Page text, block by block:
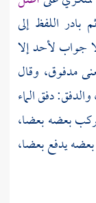
بادر اللفظ إلى
جواب لأحد إلا
مدفوق، وقال
دفق الماء
بعضه بعضا،
بعضه يدفع بعضا،